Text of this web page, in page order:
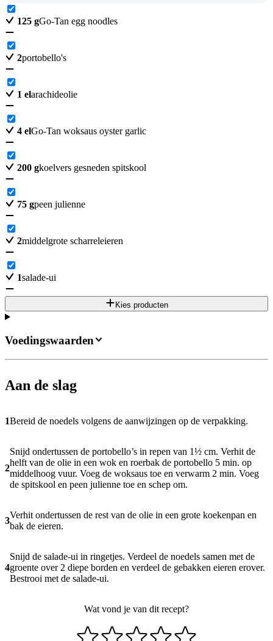
125 gGo-Tan egg noodles
2portobello's
1 elarachideolie
4 elGo-Tan woksaus oyster garlic
200 gkoelvers gesneden spitskool
75 gpeen julienne
2middelgrote scharreleieren
1salade-ui
Kies producten
Aan de slag
1Bereid de noedels volgens de aanwijzingen op de verpakking.
2
Snijd ondertussen de portobello’s in repen van 1½ cm. Verhit de
helft van de olie in een wok en roerbak de portobello 5 min. op
middelhoog vuur. Voeg de woksaus toe en verwarm 2 min. Voeg
de spitskool en peen julienne toe en schep om.
3
Verhit ondertussen de rest van de olie in een grote koekenpan en
bak de eieren.
4
Snijd de salade-ui in ringetjes. Verdeel de noedels samen met de
groente over 2 diepe borden en verdeel de gebakken eieren erover.
Bestrooi met de salade-ui.
Wat vond je van dit recept?
Voedingswaarden